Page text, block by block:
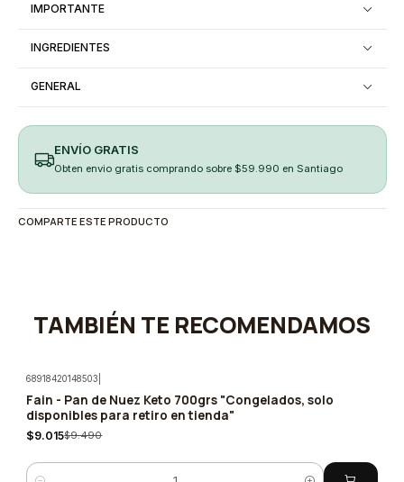
IMPORTANTE
INGREDIENTES
GENERAL
ENVÍO GRATIS
Obten envio gratis comprando sobre $59.990 en Santiago
COMPARTE ESTE PRODUCTO
TAMBIÉN TE RECOMENDAMOS
-5%
68918420148503
Fain - Pan de Nuez Keto 700grs "Congelados, solo
disponibles para retiro en tienda"
$9.015$9.490